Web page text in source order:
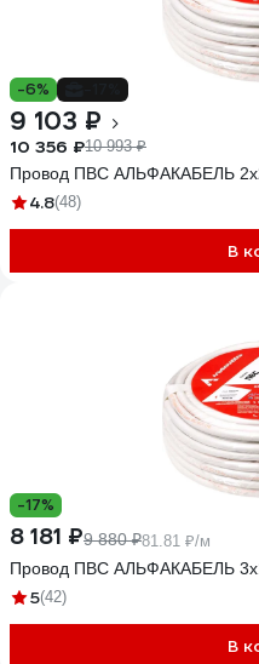
-6%
9 103 ₽
10 356 ₽10 993 ₽
Провод ПВС АЛЬФАКАБЕЛЬ
4.8(48)
В
-17%
8 181 ₽9 880 ₽81.81 ₽/м
Провод ПВС АЛЬФАКАБЕЛЬ
5(42)
В